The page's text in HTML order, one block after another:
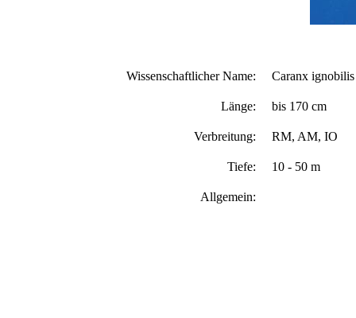
Wissenschaftlicher Name: Caranx ignobilis
Länge: bis 170 cm
Verbreitung: RM, AM, IO
Tiefe: 10 - 50 m
Allgemein: